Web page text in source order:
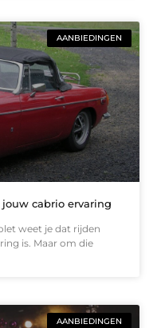
AANBIEDINGEN
jouw cabrio ervaring
weet je dat rijden
is. Maar om die
AANBIEDINGEN